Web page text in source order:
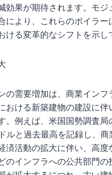
効果が期待されます。モ
により、これらのボイラ
ける変革的なシフトを示し
の需要増加は、商業イン
おける新築建物の建設に
。例えば、米国国勢調査
ルと過去最高を記録し、
済活動の拡大に伴い、高
のインフラへの公共部門